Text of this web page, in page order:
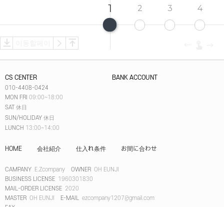
1 2 3 4
CS CENTER
010-4408-0424
MON FRI 09:00~18:00
SAT 休日
SUN/HOLIDAY 休日
LUNCH 13:00~14:00
BANK ACCOUNT
HOME 会社紹介 仕入れ条件 お間に合わせ
CAMPANY E.Zcompany OWNER OH EUNJI
BUSINESS LICENSE 1960301830
MAIL-ORDER LICENSE 2020
MASTER OH EUNJI E-MAIL ezcompany1207@gmail.com